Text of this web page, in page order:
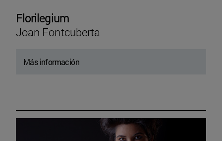
Florilegium
Joan Fontcuberta
Más información